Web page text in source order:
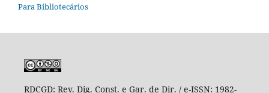
Para Bibliotecários
RDCGD: Rev. Dig. Const. e Gar. de Dir. / e-ISSN: 1982-